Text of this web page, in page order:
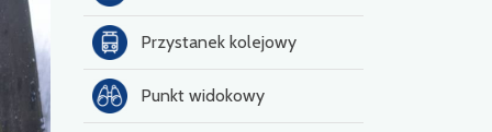
Przystanek kolejowy
Punkt widokowy